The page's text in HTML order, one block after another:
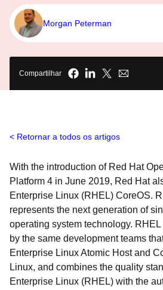
Morgan Peterman
Compartilhar
Retornar a todos os artigos
With the introduction of Red Hat
Platform 4 in June 2019, Red Hat
Enterprise Linux (RHEL) CoreOS.
represents the next generation of
operating system technology.
by the same development teams
Enterprise Linux Atomic Host and
Linux, and combines the quality
Enterprise Linux (RHEL) with the